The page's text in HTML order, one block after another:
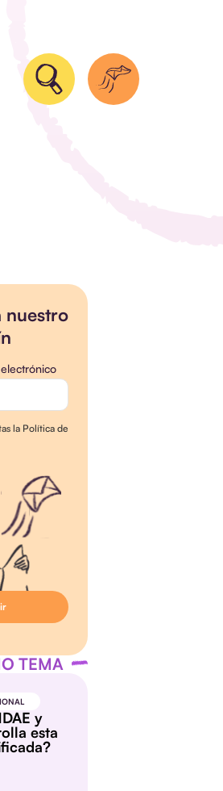
nuestro
la Política de
TEMA
y
esta